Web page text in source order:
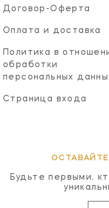
Договор-Оферта
Оплата и доставка
Политика в
обработки
персональных
Страница входа
Будьте первыми,